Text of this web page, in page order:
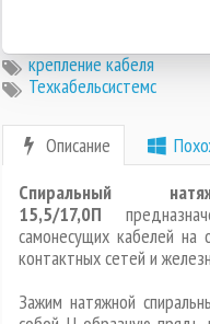
крепление кабеля
Техкабельсистемс
Описание
Спиральный
15,5/17,0П
самонесущих кабелей на
контактных сетей и
Зажим натяжной